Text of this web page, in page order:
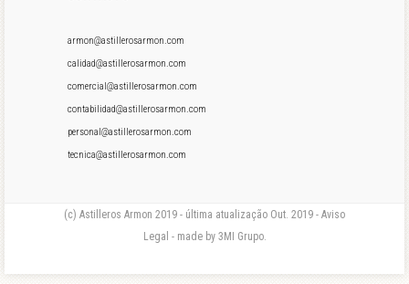
armon@astillerosarmon.com
calidad@astillerosarmon.com
comercial@astillerosarmon.com
contabilidad@astillerosarmon.com
personal@astillerosarmon.com
tecnica@astillerosarmon.com
(c) Astilleros Armon 2019 - última atualização Out. 2019 - Aviso
Legal - made by 3MI Grupo.